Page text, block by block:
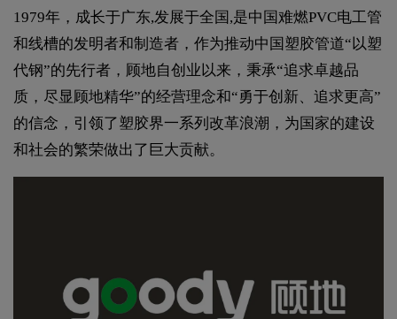
1979年，成长于广东,发展于全国,是中国难燃PVC电工管
和线槽的发明者和制造者，作为推动中国塑胶管道“以塑
代钢”的先行者，顾地自创业以来，秉承“追求卓越品
质，尽显顾地精华”的经营理念和“勇于创新、追求更高”
的信念，引领了塑胶界一系列改革浪潮，为国家的建设
和社会的繁荣做出了巨大贡献。